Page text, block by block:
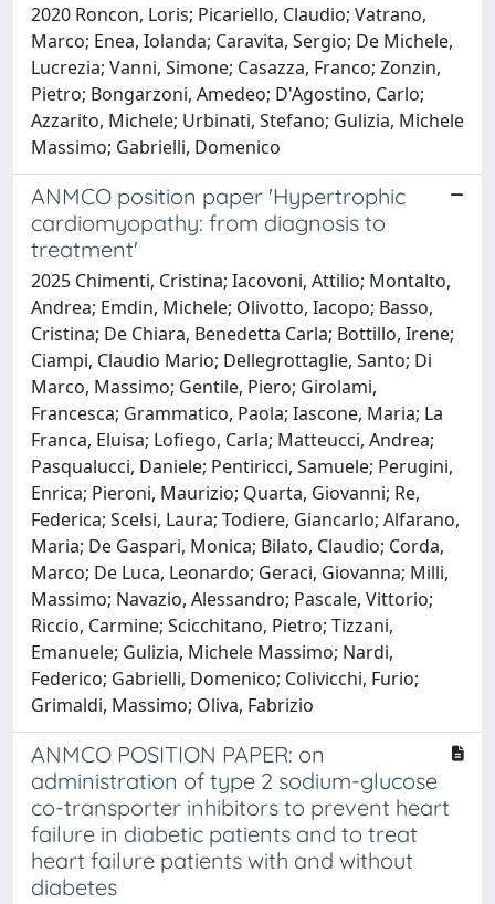
2020 Roncon, Loris; Picariello, Claudio; Vatrano,
Marco; Enea, Iolanda; Caravita, Sergio; De Michele,
Lucrezia; Vanni, Simone; Casazza, Franco; Zonzin,
Pietro; Bongarzoni, Amedeo; D'Agostino, Carlo;
Azzarito, Michele; Urbinati, Stefano; Gulizia, Michele
Massimo; Gabrielli, Domenico
ANMCO position paper 'Hypertrophic
cardiomyopathy: from diagnosis to
treatment'
2025 Chimenti, Cristina; Iacovoni, Attilio; Montalto,
Andrea; Emdin, Michele; Olivotto, Iacopo; Basso,
Cristina; De Chiara, Benedetta Carla; Bottillo, Irene;
Ciampi, Claudio Mario; Dellegrottaglie, Santo; Di
Marco, Massimo; Gentile, Piero; Girolami,
Francesca; Grammatico, Paola; Iascone, Maria; La
Franca, Eluisa; Lofiego, Carla; Matteucci, Andrea;
Pasqualucci, Daniele; Pentiricci, Samuele; Perugini,
Enrica; Pieroni, Maurizio; Quarta, Giovanni; Re,
Federica; Scelsi, Laura; Todiere, Giancarlo; Alfarano,
Maria; De Gaspari, Monica; Bilato, Claudio; Corda,
Marco; De Luca, Leonardo; Geraci, Giovanna; Milli,
Massimo; Navazio, Alessandro; Pascale, Vittorio;
Riccio, Carmine; Scicchitano, Pietro; Tizzani,
Emanuele; Gulizia, Michele Massimo; Nardi,
Federico; Gabrielli, Domenico; Colivicchi, Furio;
Grimaldi, Massimo; Oliva, Fabrizio
ANMCO POSITION PAPER: on
administration of type 2 sodium-glucose
co-transporter inhibitors to prevent heart
failure in diabetic patients and to treat
heart failure patients with and without
diabetes